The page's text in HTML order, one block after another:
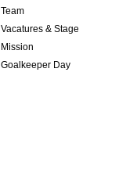
Team
Vacatures & Stage
Mission
Goalkeeper Day